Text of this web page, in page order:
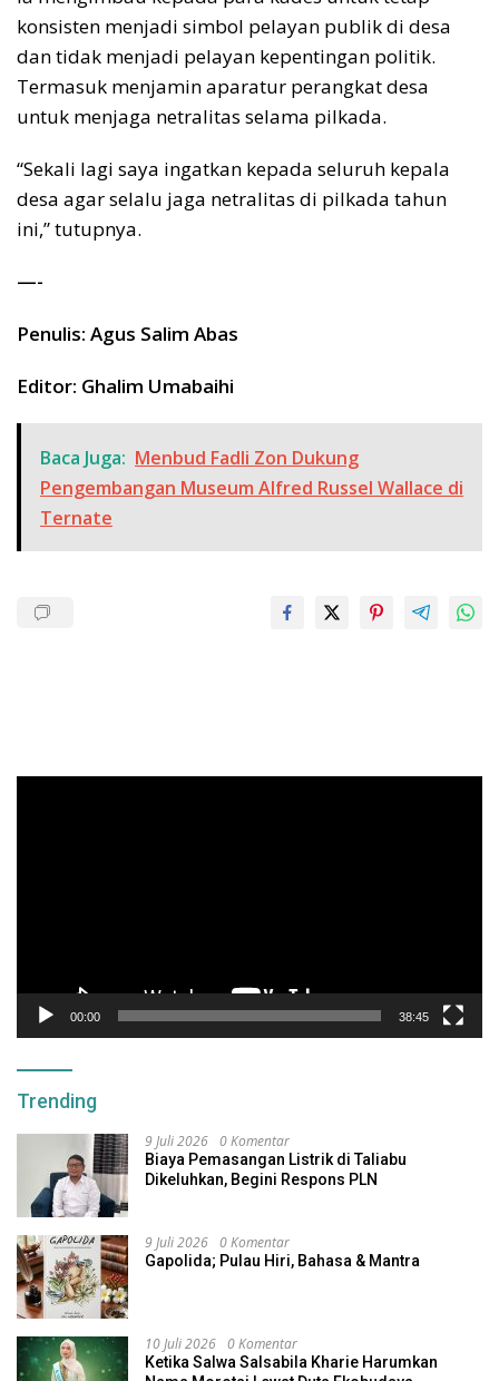
konsisten menjadi simbol pelayan publik di desa
dan tidak menjadi pelayan kepentingan politik.
Termasuk menjamin aparatur perangkat desa
untuk menjaga netralitas selama pilkada.
“Sekali lagi saya ingatkan kepada seluruh kepala
desa agar selalu jaga netralitas di pilkada tahun
ini,” tutupnya.
—-
Penulis: Agus Salim Abas
Editor: Ghalim Umabaihi
Baca Juga: Menbud Fadli Zon Dukung
Pengembangan Museum Alfred Russel Wallace di
Ternate
00:00 38:45
Trending
9 Juli 2026 0 Komentar
Biaya Pemasangan Listrik di Taliabu
Dikeluhkan, Begini Respons PLN
9 Juli 2026 0 Komentar
Gapolida; Pulau Hiri, Bahasa & Mantra
10 Juli 2026 0 Komentar
Ketika Salwa Salsabila Kharie Harumkan